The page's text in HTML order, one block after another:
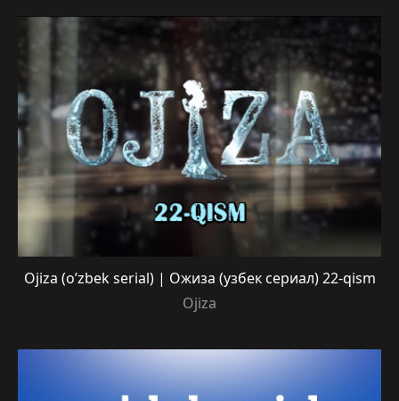
Ojiza (o’zbek serial) | Ожиза (узбек сериал) 22-qism
Ojiza